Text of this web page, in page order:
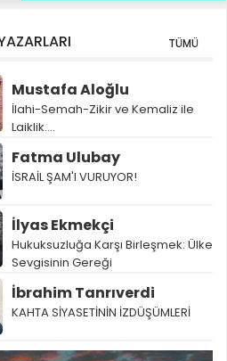
TÜMÜ
Mustafa Aloğlu
İlahi-Semah-Zikir ve Kemaliz ile
Laiklik….
Fatma Ulubay
İSRAİL ŞAM'I VURUYOR!
İlyas Ekmekçi
Hukuksuzluğa Karşı Birleşmek: Ülke
Sevgisinin Gereği
İbrahim Tanrıverdi
KAHTA SİYASETİNİN İZDÜŞÜMLERİ